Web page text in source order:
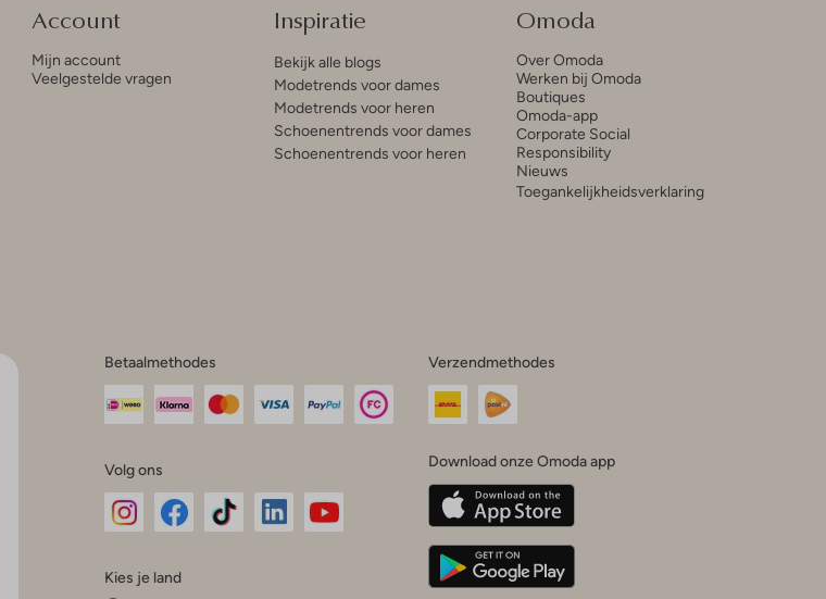
Account
Mijn account
Veelgestelde vragen
Inspiratie
Bekijk alle blogs
Modetrends voor dames
Modetrends voor heren
Schoenentrends voor dames
Schoenentrends voor heren
Omoda
Over Omoda
Werken bij Omoda
Boutiques
Omoda-app
Corporate Social
Responsibility
Nieuws
Toegankelijkheidsverklaring
Betaalmethodes
Volg ons
InstagramFacebook
Kies je land
Verzendmethodes
Download onze Omoda app